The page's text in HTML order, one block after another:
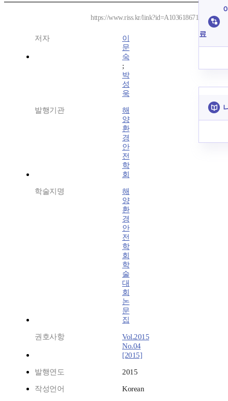
https://www.riss.kr/link?id=A103618671
저자
이
문
숙
;
박
성
욱
발행기관
해
양
환
경
안
전
학
회
학술지명
해
양
환
경
안
전
학
회
학
술
대
회
논
문
집
권호사항
Vol.2015
No.04
[2015]
발행연도 2015
작성언어 Korean
료